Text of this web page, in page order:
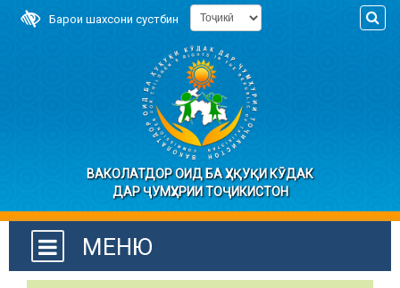
Барои шахсони сустбин
ВАКОЛАТДОР ОИД БА ҲУҚУҚИ КӮДАК
ДАР ҶУМҲУРИИ ТОҶИКИСТОН
МЕНЮ